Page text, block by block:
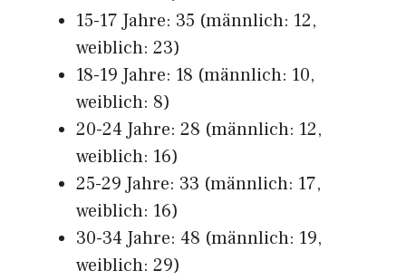
15-17 Jahre: 35 (männlich: 12,
weiblich: 23)
18-19 Jahre: 18 (männlich: 10,
weiblich: 8)
20-24 Jahre: 28 (männlich: 12,
weiblich: 16)
25-29 Jahre: 33 (männlich: 17,
weiblich: 16)
30-34 Jahre: 48 (männlich: 19,
weiblich: 29)